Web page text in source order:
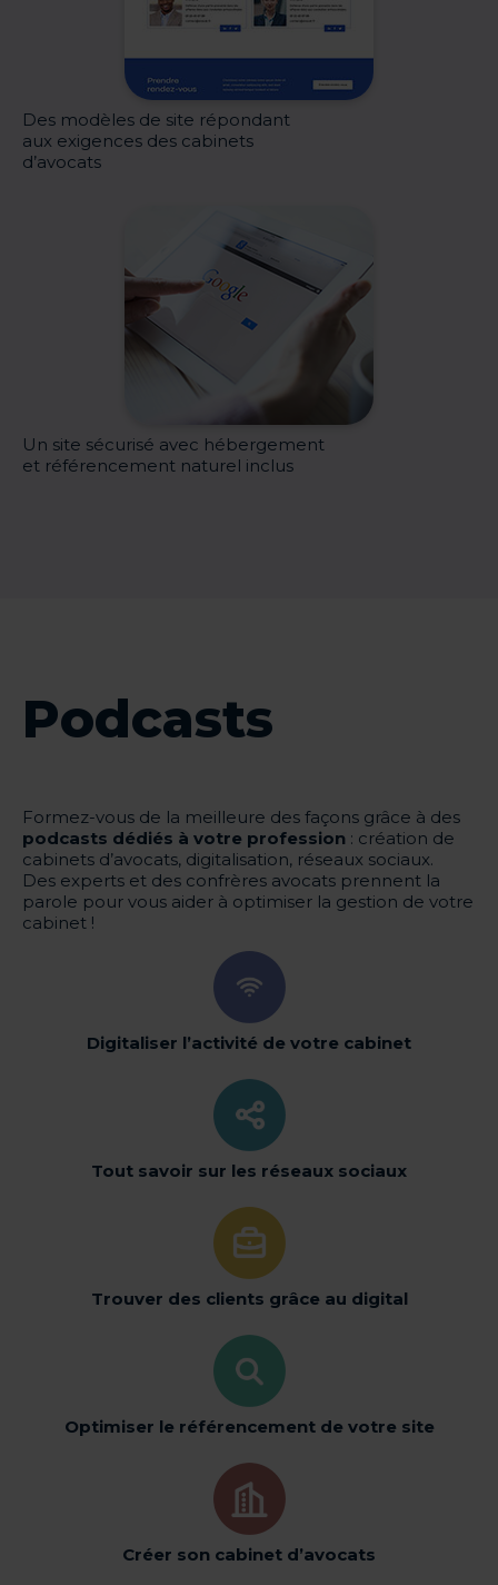
Des modèles de site répondant
aux exigences des cabinets
d’avocats
Un site sécurisé avec hébergement
et référencement naturel inclus
Podcasts
Formez-vous de la meilleure des façons grâce à des
podcasts dédiés à votre profession : création de
cabinets d’avocats, digitalisation, réseaux sociaux.
Des experts et des confrères avocats prennent la
parole pour vous aider à optimiser la gestion de votre
cabinet !
Digitaliser l’activité de votre cabinet
Tout savoir sur les réseaux sociaux
Trouver des clients grâce au digital
Optimiser le référencement de votre site
Créer son cabinet d’avocats